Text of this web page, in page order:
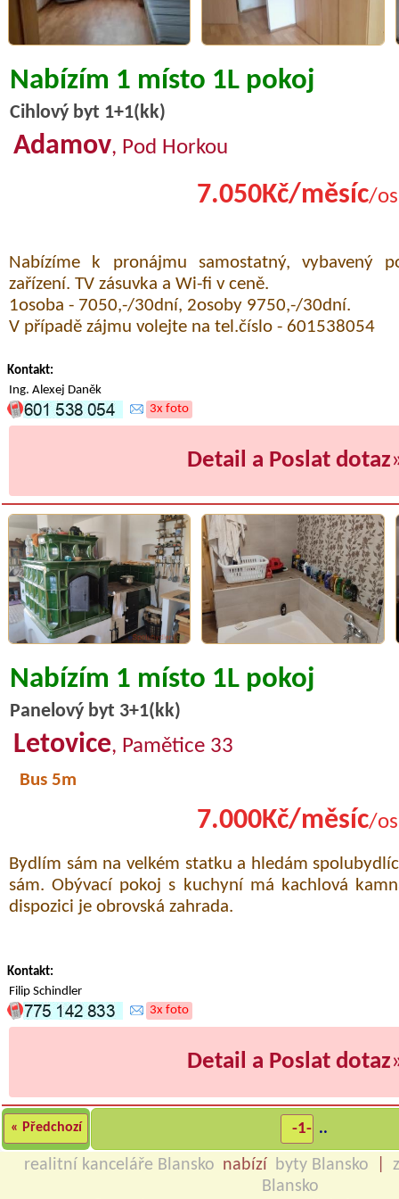
Nabízím 1 místo 1L pokoj
Cihlový byt 1+1(kk)
Adamov, Pod Horkou
7.050Kč/měsíc/
Nabízíme k pronájmu samostatný, vybavený
zařízení. TV zásuvka a Wi-fi v ceně.
1osoba - 7050,-/30dní, 2osoby 9750,-/30dní.
V případě zájmu volejte na tel.číslo - 601538054
Kontakt:
Ing. Alexej Daněk
3x foto
Detail a Poslat dotaz
Nabízím 1 místo 1L pokoj
Panelový byt 3+1(kk)
Letovice, Pamětice 33
Bus 5m
7.000Kč/měsíc/
Bydlím sám na velkém statku a hledám
sám. Obývací pokoj s kuchyní má kachlová
dispozici je obrovská zahrada.
Kontakt:
Filip Schindler
3x foto
Detail a Poslat dotaz
« Předchozí -1- ..
realitní kanceláře Blansko nabízí byty Blansko
Blansko